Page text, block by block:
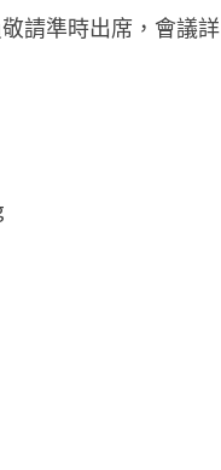
請準時出席，會議詳